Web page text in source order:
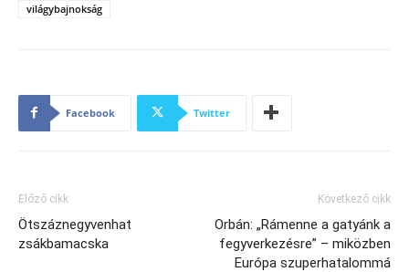
világybajnokság
Facebook Twitter
Előző cikk
Ötszáznegyvenhat
zsákbamacska
Következő cikk
Orbán: „Rámenne a gatyánk a
fegyverkezésre” – miközben
Európa szuperhatalommá